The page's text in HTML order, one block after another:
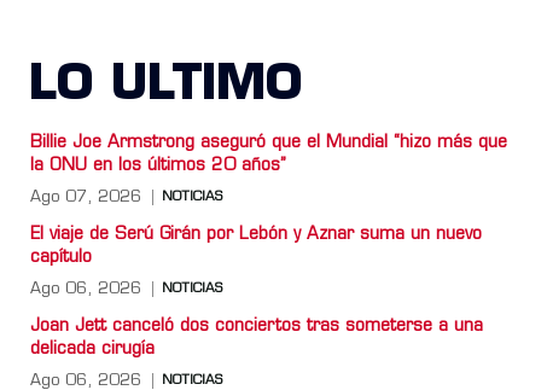
LO ULTIMO
Billie Joe Armstrong aseguró que el Mundial “hizo más que
la ONU en los últimos 20 años”
Ago 07, 2026 NOTICIAS
El viaje de Serú Girán por Lebón y Aznar suma un nuevo
capítulo
Ago 06, 2026 NOTICIAS
Joan Jett canceló dos conciertos tras someterse a una
delicada cirugía
Ago 06, 2026 NOTICIAS